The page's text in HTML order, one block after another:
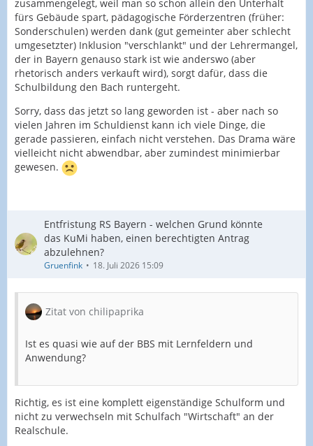
zusammengelegt, weil man so schon allein den Unterhalt
fürs Gebäude spart, pädagogische Förderzentren (früher:
Sonderschulen) werden dank (gut gemeinter aber schlecht
umgesetzter) Inklusion "verschlankt" und der Lehrermangel,
der in Bayern genauso stark ist wie anderswo (aber
rhetorisch anders verkauft wird), sorgt dafür, dass die
Schulbildung den Bach runtergeht.
Sorry, dass das jetzt so lang geworden ist - aber nach so
vielen Jahren im Schuldienst kann ich viele Dinge, die
gerade passieren, einfach nicht verstehen. Das Drama wäre
vielleicht nicht abwendbar, aber zumindest minimierbar
gewesen.
Entfristung RS Bayern - welchen Grund könnte
das KuMi haben, einen berechtigten Antrag
abzulehnen?
Gruenfink 18. Juli 2026 15:09
Zitat von chilipaprika
Ist es quasi wie auf der BBS mit Lernfeldern und
Anwendung?
Richtig, es ist eine komplett eigenständige Schulform und
nicht zu verwechseln mit Schulfach "Wirtschaft" an der
Realschule.